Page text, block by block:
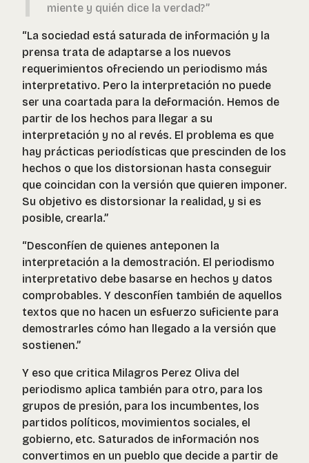
miente y quién dice la verdad?”
“La sociedad está saturada de información y la
prensa trata de adaptarse a los nuevos
requerimientos ofreciendo un periodismo más
interpretativo. Pero la interpretación no puede
ser una coartada para la deformación. Hemos de
partir de los hechos para llegar a su
interpretación y no al revés. El problema es que
hay prácticas periodísticas que prescinden de los
hechos o que los distorsionan hasta conseguir
que coincidan con la versión que quieren imponer.
Su objetivo es distorsionar la realidad, y si es
posible, crearla.”
“Desconfíen de quienes anteponen la
interpretación a la demostración. El periodismo
interpretativo debe basarse en hechos y datos
comprobables. Y desconfíen también de aquellos
textos que no hacen un esfuerzo suficiente para
demostrarles cómo han llegado a la versión que
sostienen.”
Y eso que critica Milagros Perez Oliva del
periodismo aplica también para otro, para los
grupos de presión, para los incumbentes, los
partidos políticos, movimientos sociales, el
gobierno, etc. Saturados de información nos
convertimos en un pueblo que decide a partir de